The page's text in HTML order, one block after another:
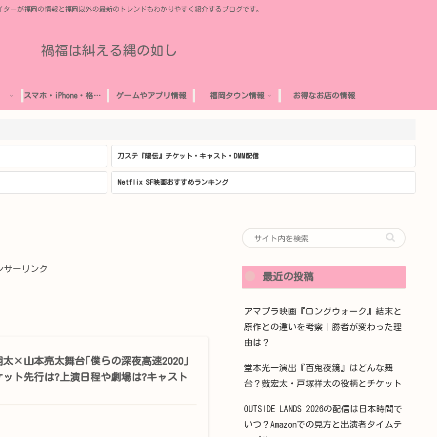
ターが福岡の情報と福岡以外の最新のトレンドもわかりやすく紹介するブログです。
禍福は糾える縄の如し
スマホ・iPhone・格安SIM ゲームやアプリ情報 福岡タウン情報 お得なお店の情報
刀ステ『陽伝』チケット・キャスト・DMM配信
Netflix SF映画おすすめランキング
サーリンク
太×山本亮太舞台｢僕らの深夜高速2020｣
ット先行は?上演日程や劇場は?キャスト
最近の投稿
アマプラ映画『ロングウォーク』結末と
原作との違いを考察｜勝者が変わった理
由は？
堂本光一演出『百鬼夜鏡』はどんな舞
台？薮宏太・戸塚祥太の役柄とチケット
OUTSIDE LANDS 2026の配信は日本時間で
いつ？Amazonでの見方と出演者タイムテ